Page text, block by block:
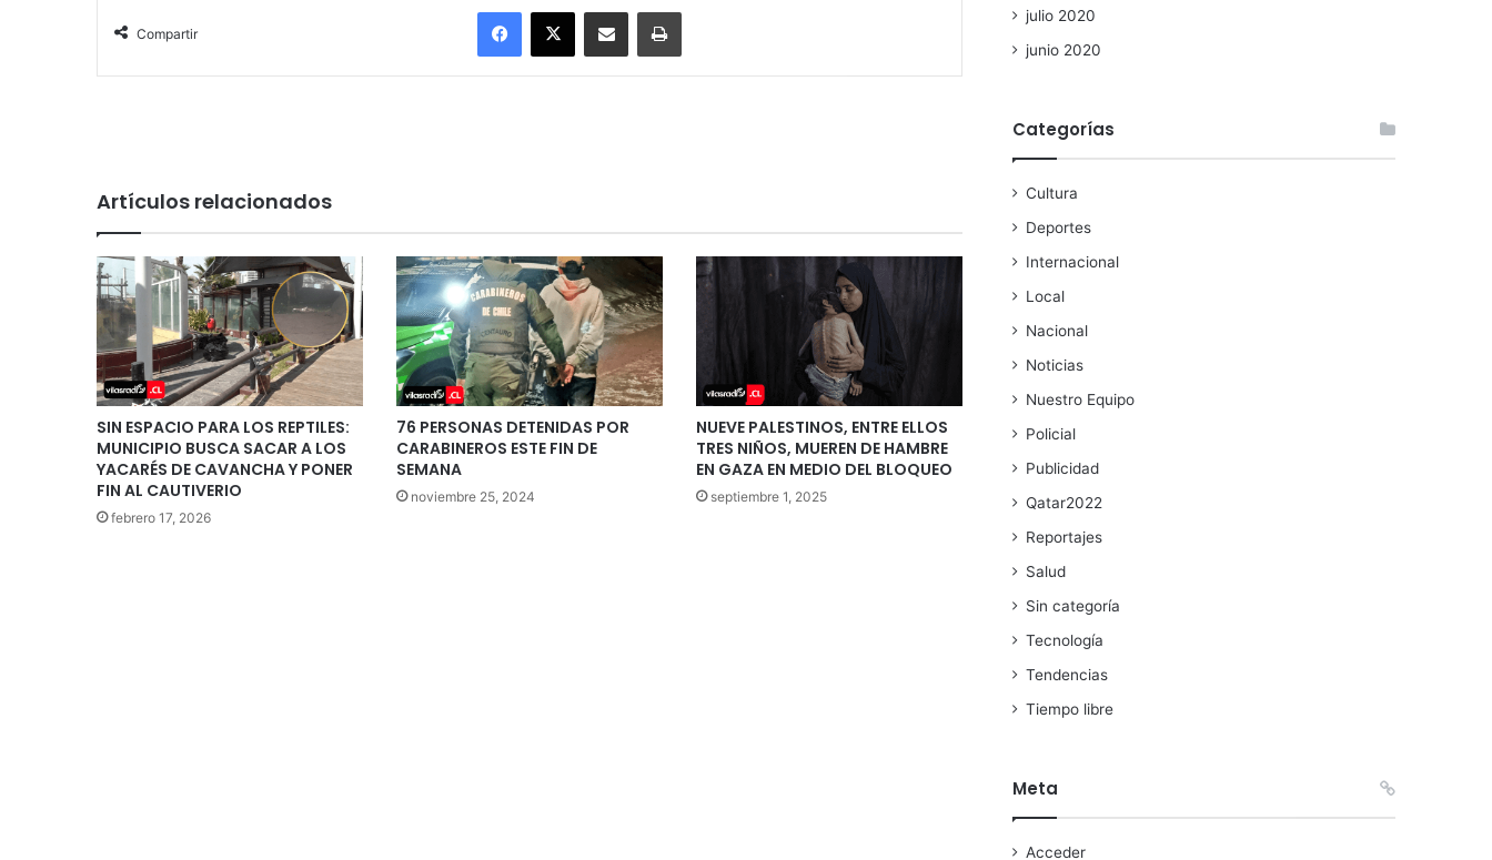
Compartir
Facebook
X Enviar vía email Imprimir
Artículos relacionados
SIN ESPACIO PARA LOS REPTILES:
MUNICIPIO BUSCA SACAR A LOS
YACARÉS DE CAVANCHA Y PONER
FIN AL CAUTIVERIO
febrero 17, 2026
76 PERSONAS DETENIDAS POR
CARABINEROS ESTE FIN DE
SEMANA
noviembre 25, 2024
NUEVE PALESTINOS, ENTRE ELLOS
TRES NIÑOS, MUEREN DE HAMBRE
EN GAZA EN MEDIO DEL BLOQUEO
septiembre 1, 2025
julio 2020
junio 2020
Categorías
Cultura
Deportes
Internacional
Local
Nacional
Noticias
Nuestro Equipo
Policial
Publicidad
Qatar2022
Reportajes
Salud
Sin categoría
Tecnología
Tendencias
Tiempo libre
Meta
Acceder